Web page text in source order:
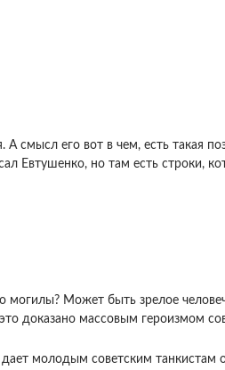
смысл его вот в чем, есть такая
Евтушенко, но там есть строки,
Может быть зрелое
доказано массовым героизмом
молодым советским танкистам